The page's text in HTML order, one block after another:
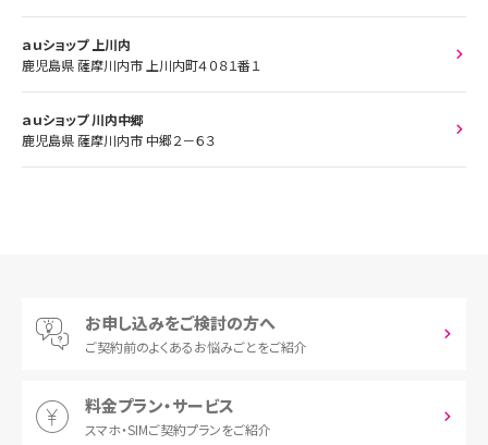
ａｕショップ 上川内
鹿児島県 薩摩川内市 上川内町４０８１番１
ａｕショップ 川内中郷
鹿児島県 薩摩川内市 中郷２－６３
お申し込みをご検討の方へ
ご契約前のよくあるお悩みごとをご紹介
料金プラン・サービス
スマホ・SIMご契約プランをご紹介